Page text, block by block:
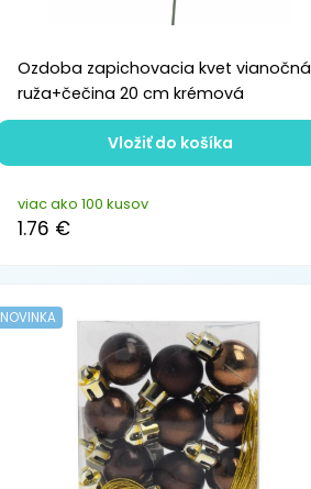
Ozdoba zapichovacia kvet vianočná
ruža+čečina 20 cm krémová
viac ako 100 kusov
1.76 €
Vložiť do košíka
NOVINKA